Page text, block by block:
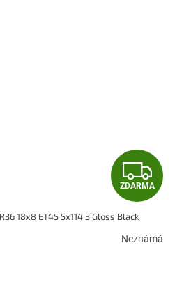
Z
D
A
ZDARMA
18x8 ET45 5x114,3 Gloss Black
Neznámá